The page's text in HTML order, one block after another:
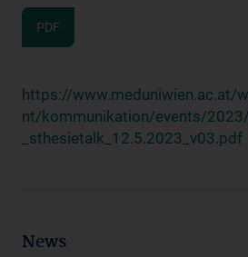
PDF
https://www.meduniwien.ac.at/
nt/kommunikation/events/2023/
_sthesietalk_12.5.2023_v03.pdf
News